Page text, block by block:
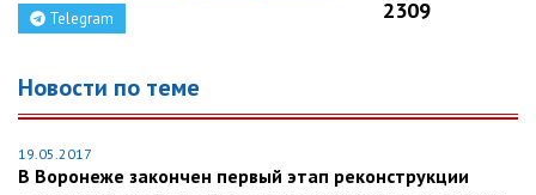
Telegram
2309
Новости по теме
19.05.2017
В Воронеже закончен первый этап реконструкции